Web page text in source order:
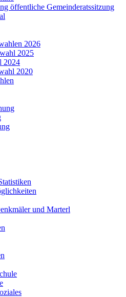
öffentliche Gemeinderatssitzung
2026
2025
2024
2020
und Marterl